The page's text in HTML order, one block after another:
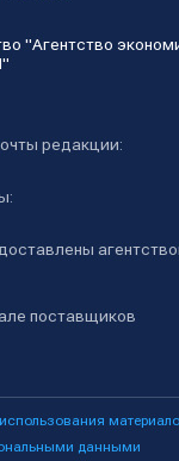
"Агентство
редакции:
поставщиков
данными